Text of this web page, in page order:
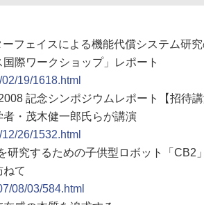
フェイスによる機能代償システム研
際ワークショップ」レポート
19/1618.html
記念シンポジウムレポート【招待講
・茂木健一郎氏らが講演
26/1532.html
究するための子供型ロボット「CB2」
て
08/03/584.html